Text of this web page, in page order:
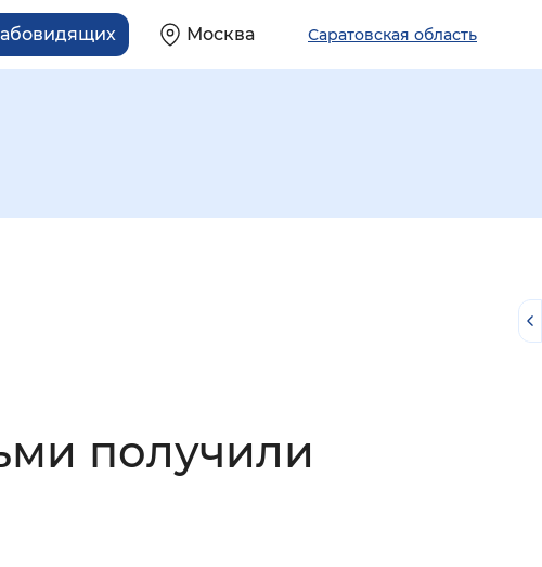
Москва Саратовская область
получили